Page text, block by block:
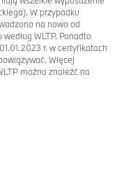
W przypadku
na nowo od
WLTP. Ponadto
r. w certyfikatach
Więcej
można znaleźć na